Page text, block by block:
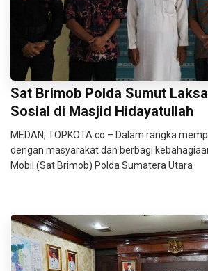
Sat Brimob Polda Sumut
Sosial di Masjid Hidayatullah
MEDAN, TOPKOTA.co – Dalam rangka
dengan masyarakat dan berbagi
Mobil (Sat Brimob) Polda Sumatera Utara